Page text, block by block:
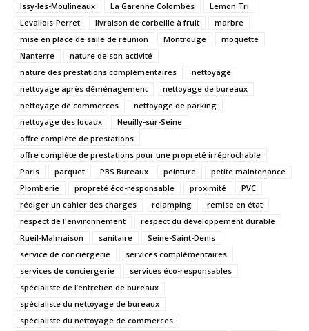
Issy-les-Moulineaux
La Garenne Colombes
Lemon Tri
Levallois-Perret
livraison de corbeille à fruit
marbre
mise en place de salle de réunion
Montrouge
moquette
Nanterre
nature de son activité
nature des prestations complémentaires
nettoyage
nettoyage après déménagement
nettoyage de bureaux
nettoyage de commerces
nettoyage de parking
nettoyage des locaux
Neuilly-sur-Seine
offre complète de prestations
offre complète de prestations pour une propreté irréprochable
Paris
parquet PBS Bureaux peinture
petite maintenance
Plomberie
propreté éco-responsable proximité
PVC
rédiger un cahier des charges
relamping
remise en état
respect de l'environnement
respect du développement durable
Rueil-Malmaison
sanitaire
Seine-Saint-Denis
service de conciergerie
services complémentaires
services de conciergerie
services éco-responsables
spécialiste de l’entretien de bureaux
spécialiste du nettoyage de bureaux
spécialiste du nettoyage de commerces